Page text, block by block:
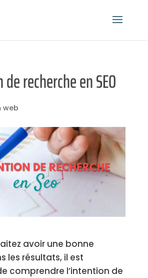
recherche en SEO
web
avoir une bonne
les résultats, il est
comprendre l’intention de